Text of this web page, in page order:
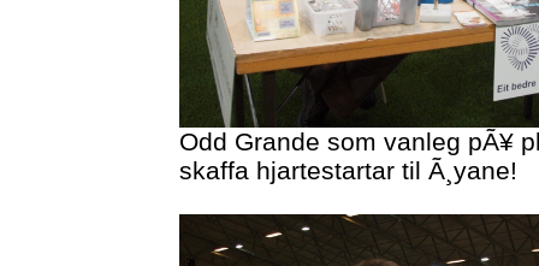
Odd Grande som vanleg pÃ¥
skaffa hjartestartar til Ã¸yane!